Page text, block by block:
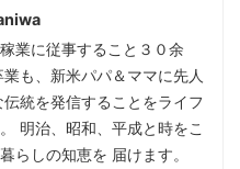
業に従事すること３０余
も、新米パパ＆ママに先人
統を発信することをライフ
明治、昭和、平成と時をこ
らしの知恵を 届けます。